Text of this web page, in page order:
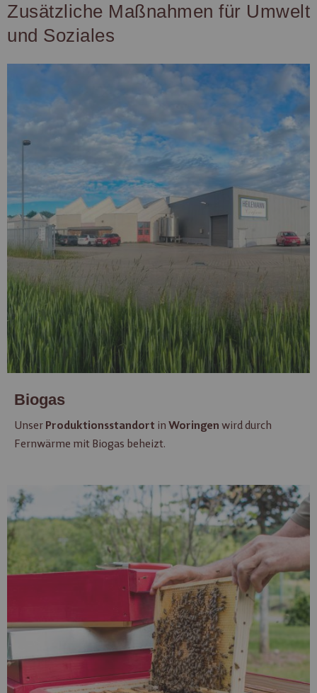
Zusätzliche Maßnahmen für Umwelt
und Soziales
Biogas
Unser Produktionsstandort in Woringen wird durch
Fernwärme mit Biogas beheizt.